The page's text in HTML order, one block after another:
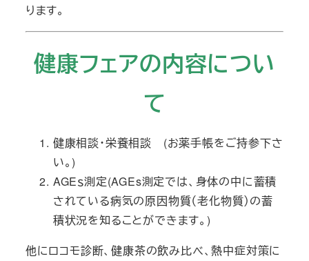
ります。
健康フェアの内容につい
て
健康相談・栄養相談 (お薬手帳をご持参下さ
い。)
AGEｓ測定(AGEs測定では、身体の中に蓄積
されている病気の原因物質（老化物質）の蓄
積状況を知ることができます。)
他にロコモ診断、健康茶の飲み比べ、熱中症対策に